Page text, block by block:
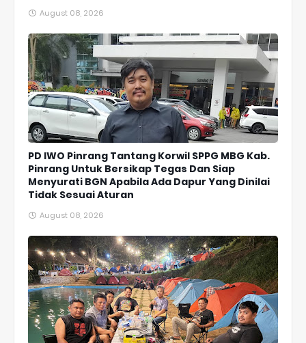
August 08, 2026
PD IWO Pinrang Tantang Korwil SPPG MBG Kab.
Pinrang Untuk Bersikap Tegas Dan Siap
Menyurati BGN Apabila Ada Dapur Yang Dinilai
Tidak Sesuai Aturan
August 08, 2026